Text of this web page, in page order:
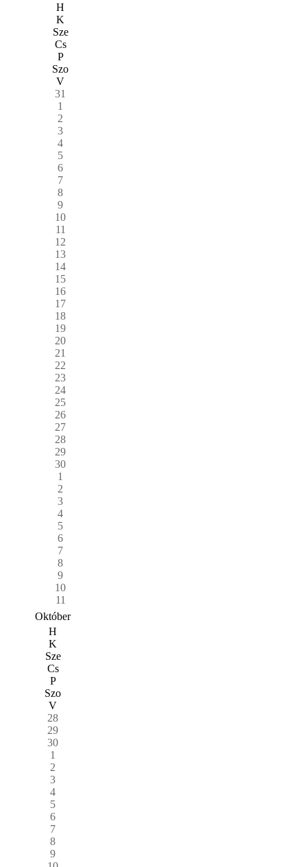
H
K
Sze
Cs
P
Szo
V
31
1
2
3
4
5
6
7
8
9
10
11
12
13
14
15
16
17
18
19
20
21
22
23
24
25
26
27
28
29
30
1
2
3
4
5
6
7
8
9
10
11
Október
H
K
Sze
Cs
P
Szo
V
28
29
30
1
2
3
4
5
6
7
8
9